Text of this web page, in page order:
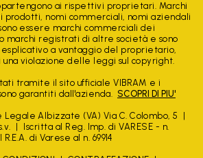
ai rispettivi proprietari. Marchi
nomi commerciali, nomi aziendali
essere marchi commerciali dei
marchi registrati di altre società e sono
a vantaggio del proprietario,
una violazione delle leggi sul copyright.
tramite il sito ufficiale VIBRAM e i
garantiti dall'azienda. SCOPRI DI PIU'
Legale Albizzate (VA) Via C. Colombo, 5
Iscritta al Reg. Imp. di VARESE - n.
di Varese al n. 69914